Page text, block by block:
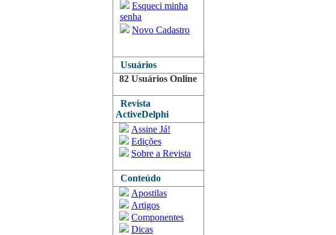
Esqueci minha
senha
Novo Cadastro
Usuários
82 Usuários Online
Revista
ActiveDelphi
Assine Já!
Edições
Sobre a Revista
Conteúdo
Apostilas
Artigos
Componentes
Dicas